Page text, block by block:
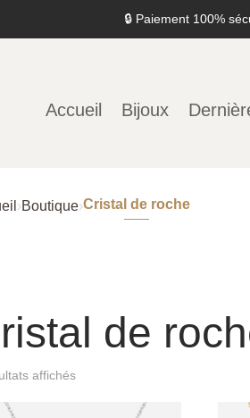
🔒 Paiement 100%
Accueil Bijoux
›Boutique›Cristal de roche
de
affichés